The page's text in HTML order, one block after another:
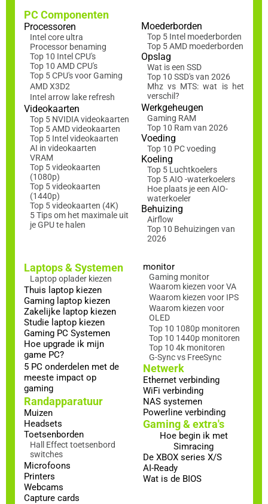
PC Componenten
Processoren
Intel core ultra
Processor benaming
Top 10 Intel CPU's
Top 10 AMD CPU's
Top 5 CPU's voor Gaming
AMD X3D2
Intel arrow lake refresh
Videokaarten
Top 5 NVIDIA videokaarten
Top 5 AMD videokaarten
Top 5 Intel videokaarten
AI in videokaarten
VRAM
Top 5 videokaarten
(1080p)
Top 5 videokaarten
(1440p)
Top 5 videokaarten (4K)
5 Tips om het maximale uit
je GPU te halen
Moederborden
Top 5 Intel moederborden
Top 5 AMD moederborden
Opslag
Wat is een SSD
Top 10 SSD's van 2026
Mhz vs MTS: wat is het
verschil?
Werkgeheugen
Gaming RAM
Top 10 Ram van 2026
Voeding
Top 10 PC voeding
Koeling
Top 5 Luchtkoelers
Top 5 AIO -waterkoelers
Hoe plaats je een AIO-
waterkoeler
Behuizing
Airflow
Top 10 Behuizingen van
2026
Laptops & Systemen
Laptop oplader kiezen
Thuis laptop kiezen
Gaming laptop kiezen
Zakelijke laptop kiezen
Studie laptop kiezen
Gaming PC Systemen
Hoe upgrade ik mijn
game PC?
5 PC onderdelen met de
meeste impact op
gaming
Randapparatuur
Muizen
Headsets
Toetsenborden
Hall Effect toetsenbord
switches
Microfoons
Printers
Webcams
Capture cards
monitor
Gaming monitor
Waarom kiezen voor VA
Waarom kiezen voor IPS
Waarom kiezen voor
OLED
Top 10 1080p monitoren
Top 10 1440p monitoren
Top 10 4k monitoren
G-Sync vs FreeSync
Netwerk
Ethernet verbinding
WiFi verbinding
NAS systemen
Powerline verbinding
Gaming & extra's
Hoe begin ik met
Simracing
De XBOX series X/S
AI-Ready
Wat is de BIOS